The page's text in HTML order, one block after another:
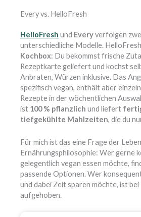
Every vs. HelloFresh
HelloFresh und Everyverfolgen
unterschiedliche Modelle.
Kochbox: Du bekommst frische
Rezeptkarte geliefert und kochst
Anbraten, Würzen inklusive. Das
spezifisch vegan, enthält aber
Rezepte in der wöchentlichen
ist 100 % pflanzlich und liefert
tiefgekühlte Mahlzeiten, die du
Für mich ist das eine Frage der
Ernährungsphilosophie: Wer gerne
gelegentlich vegan essen möchte,
passende Optionen. Wer
und dabei Zeit sparen möchte, ist
aufgehoben.